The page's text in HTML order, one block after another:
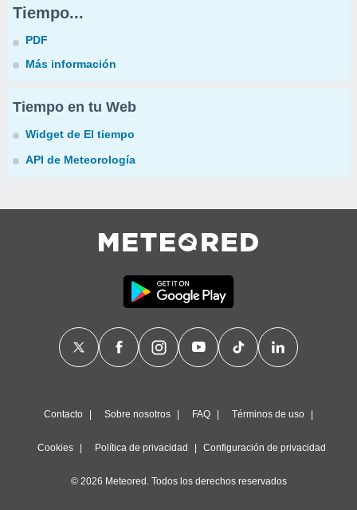
Tiempo...
PDF
Más información
Tiempo en tu Web
Widget de El tiempo
API de Meteorología
Contacto Sobre nosotros FAQ Términos de uso
Cookies Política de privacidad Configuración de privacidad
© 2026 Meteored. Todos los derechos reservados